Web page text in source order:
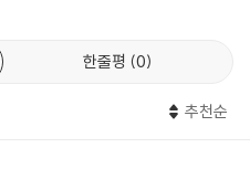
꺅꺅 소리 지르며 노는 일도 없어
한줄평 0
추천순